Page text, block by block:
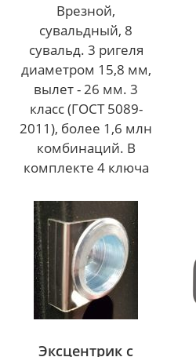
Врезной,
сувальдный, 8
сувальд. 3 ригеля
диаметром 15,8 мм,
вылет - 26 мм. 3
класс (ГОСТ 5089-
2011), более 1,6 млн
комбинаций. В
комплекте 4 ключа
Эксцентрик с